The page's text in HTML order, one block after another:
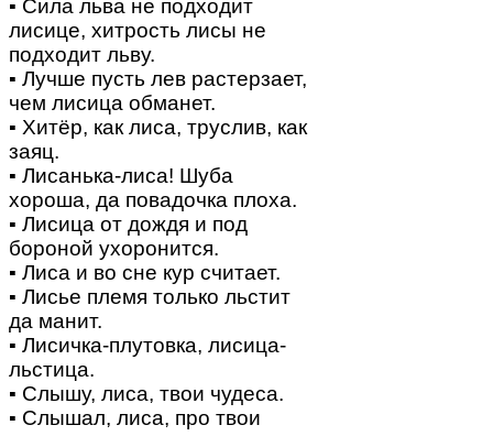
▪ Сила льва не подходит
лисице, хитрость лисы не
подходит льву.
▪ Лучше пусть лев растерзает,
чем лисица обманет.
▪ Хитёр, как лиса, труслив, как
заяц.
▪ Лисанька-лиса! Шуба
хороша, да повадочка плоха.
▪ Лисица от дождя и под
бороной ухоронится.
▪ Лиса и во сне кур считает.
▪ Лисье племя только льстит
да манит.
▪ Лисичка-плутовка, лисица-
льстица.
▪ Слышу, лиса, твои чудеса.
▪ Слышал, лиса, про твои